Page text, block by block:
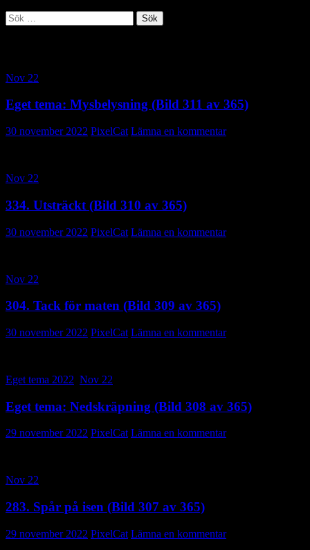
Sök
efter:
Nov 22
Eget tema: Mysbelysning (Bild 311 av 365)
30 november 2022 PixelCat Lämna en kommentar
Nov 22
334. Utsträckt (Bild 310 av 365)
30 november 2022 PixelCat Lämna en kommentar
Nov 22
304. Tack för maten (Bild 309 av 365)
30 november 2022 PixelCat Lämna en kommentar
Eget tema 2022 Nov 22
Eget tema: Nedskräpning (Bild 308 av 365)
29 november 2022 PixelCat Lämna en kommentar
Nov 22
283. Spår på isen (Bild 307 av 365)
29 november 2022 PixelCat Lämna en kommentar